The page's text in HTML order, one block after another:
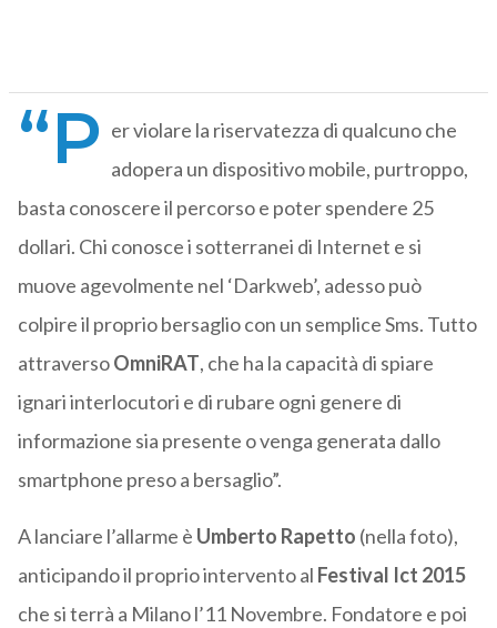
“P er violare la riservatezza di qualcuno che
adopera un dispositivo mobile, purtroppo,
basta conoscere il percorso e poter spendere 25
dollari. Chi conosce i sotterranei di Internet e si
muove agevolmente nel ‘Darkweb’, adesso può
colpire il proprio bersaglio con un semplice Sms. Tutto
attraversoOmniRAT, che ha la capacità di spiare
ignari interlocutori e di rubare ogni genere di
informazione sia presente o venga generata dallo
smartphone preso a bersaglio”.
A lanciare l’allarme è Umberto Rapetto (nella foto),
anticipando il proprio intervento al Festival Ict 2015
che si terrà a Milano l’11 Novembre. Fondatore e poi